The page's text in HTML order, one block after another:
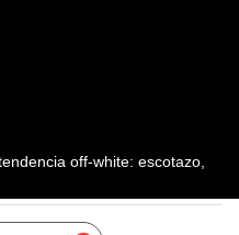
off-white: escotazo,